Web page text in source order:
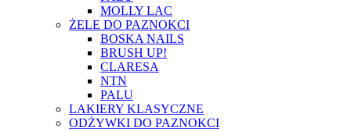
MOLLY LAC
ŻELE DO PAZNOKCI
BOSKA NAILS
BRUSH UP!
CLARESA
NTN
PALU
LAKIERY KLASYCZNE
ODŻYWKI DO PAZNOKCI